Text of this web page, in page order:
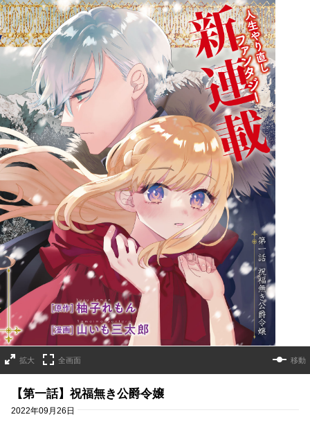
拡大 全画面 移動
【第一話】祝福無き公爵令嬢
2022年09月26日